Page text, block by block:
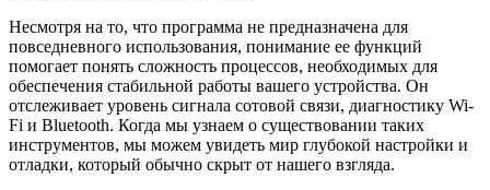
Несмотря на то, что программа не предназначена для
повседневного использования, понимание ее функций
помогает понять сложность процессов, необходимых для
обеспечения стабильной работы вашего устройства. Он
отслеживает уровень сигнала сотовой связи, диагностику Wi-
Fi и Bluetooth. Когда мы узнаем о существовании таких
инструментов, мы можем увидеть мир глубокой настройки и
отладки, который обычно скрыт от нашего взгляда.